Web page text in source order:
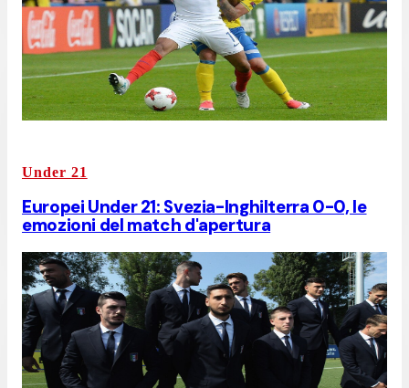
Under 21
Europei Under 21: Svezia-Inghilterra 0-0, le
emozioni del match d'apertura